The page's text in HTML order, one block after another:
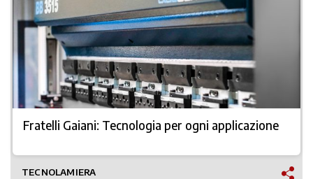
Fratelli Gaiani: Tecnologia per ogni applicazione
TECNOLAMIERA